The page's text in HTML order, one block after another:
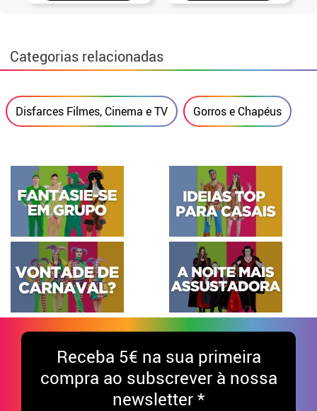
Categorias relacionadas
Disfarces Filmes, Cinema e TV Gorros e Chapéus
Receba 5€ na sua primeira
compra ao subscrever à nossa
newsletter *